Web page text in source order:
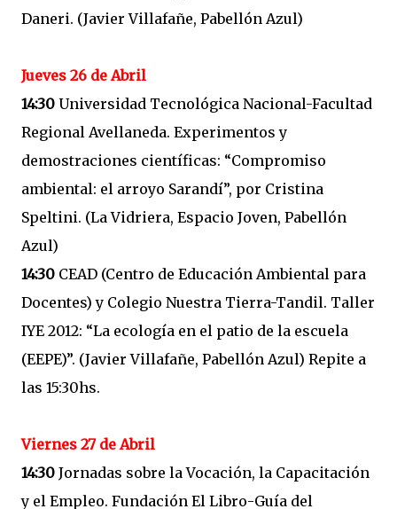
Daneri. (Javier Villafañe, Pabellón Azul)
Jueves 26 de Abril
14:30 Universidad Tecnológica Nacional-Facultad
Regional Avellaneda. Experimentos y
demostraciones científicas: “Compromiso
ambiental: el arroyo Sarandí”, por Cristina
Speltini. (La Vidriera, Espacio Joven, Pabellón
Azul)
14:30 CEAD (Centro de Educación Ambiental para
Docentes) y Colegio Nuestra Tierra-Tandil. Taller
IYE 2012: “La ecología en el patio de la escuela
(EEPE)”. (Javier Villafañe, Pabellón Azul) Repite a
las 15:30hs.
Viernes 27 de Abril
14:30 Jornadas sobre la Vocación, la Capacitación
y el Empleo. Fundación El Libro-Guía del